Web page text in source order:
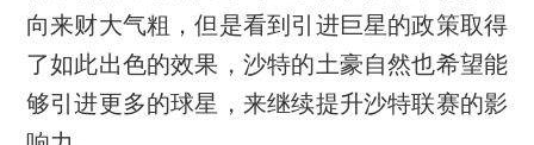
向来财大气粗，但是看到引进巨星的政策取得
了如此出色的效果，沙特的土豪自然也希望能
够引进更多的球星，来继续提升沙特联赛的影